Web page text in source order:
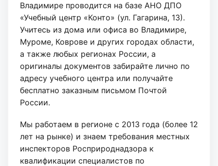
Владимире проводится на базе АНО ДПО
«Учебный центр «Конто» (ул. Гагарина, 13).
Учитесь из дома или офиса во Владимире,
Муроме, Коврове и других городах области,
а также любых регионах России, а
оригиналы документов забирайте лично по
адресу учебного центра или получайте
бесплатно заказным письмом Почтой
России.
Мы работаем в регионе с 2013 года (более 12
лет на рынке) и знаем требования местных
инспекторов Росприроднадзора к
квалификации специалистов по